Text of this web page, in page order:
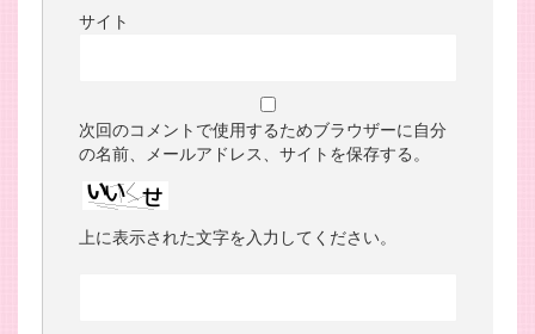
サイト
次回のコメントで使用するためブラウザーに自分
の名前、メールアドレス、サイトを保存する。
上に表示された文字を入力してください。